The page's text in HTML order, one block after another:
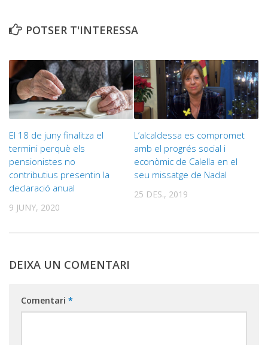
POTSER T'INTERESSA
El 18 de juny finalitza el
termini perquè els
pensionistes no
contributius presentin la
declaració anual
9 JUNY, 2020
L’alcaldessa es compromet
amb el progrés social i
econòmic de Calella en el
seu missatge de Nadal
25 DES., 2019
DEIXA UN COMENTARI
Comentari *